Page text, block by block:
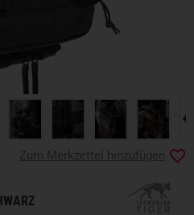
Zum Merkzettel hinzufügen